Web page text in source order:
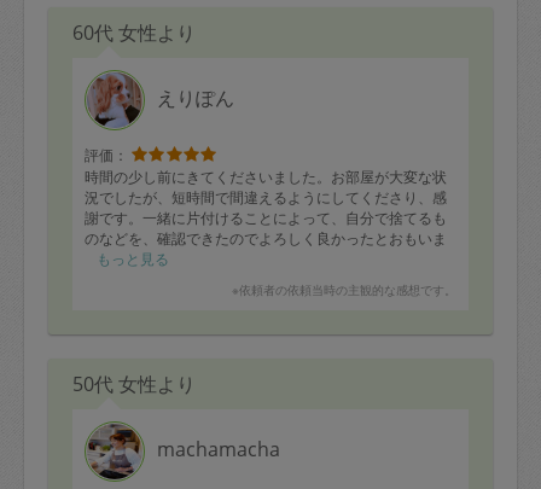
60代 女性より
えりぽん
評価：
時間の少し前にきてくださいました。お部屋が大変な状
況でしたが、短時間で間違えるようにしてくださり、感
謝です。一緒に片付けることによって、自分で捨てるも
のなどを、確認できたのでよろしく良かったとおもいま
した。
もっと見る
※依頼者の依頼当時の主観的な感想です。
50代 女性より
machamacha